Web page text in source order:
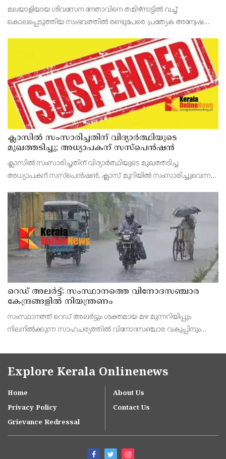
മലയാളിയായ ശിവസേന നേതാവിനെ തമിഴ്നാട്ടിൽ വച്ച്
കൊലപ്പെടുത്തിയ സംഭവത്തിൽ രണ്ടുപേരെ പ്രത്യേക അന്വേഷണ
ശിവസേന പാർട്ടിയുടെ കേരള അധ്യക്ഷനുമായ അതുൽ (32) കൊല
ക്ലാസിൽ സംസാരിച്ചതിന് വിദ്യാര്‍ത്ഥിയുടെ
മുഖത്തടിച്ചു; അധ്യാപകന് സസ്പെൻഷൻ
ക്ലാസിൽ സംസാരിച്ചതിന് വിദ്യാര്‍ത്ഥിയുടെ മുഖത്തടിച്ച
അധ്യാപകന് സസ്പെൻഷൻ. ക്ലാസ് മുറിയില്‍ സംസാരിച്ചുവെന്ന
മുഖത്തടിച്ചെന്നാണ് പരാതി .
റെഡ് അലർട്ട്: സംസ്ഥാനത്തെ വിനോദസഞ്ചാര
കേന്ദ്രങ്ങളിൽ നിയന്ത്രണം
സംസ്ഥാനത്ത് റെഡ് അലർട്ടും ശക്തമായ മഴ മുന്നറിയിപ്പും
നിലനിൽക്കുന്ന സാഹചര്യത്തിൽ വിനോദസഞ്ചാര വകുപ്പിനും
ജാഗ്രതാ നിർദേശം സംസ്ഥാന ദുരന്ത നിവാരണ അതോറിറ
Explore Kerala Onlinenews
Home
About Us
Privacy Policy
Contact Us
Grievance Redressal